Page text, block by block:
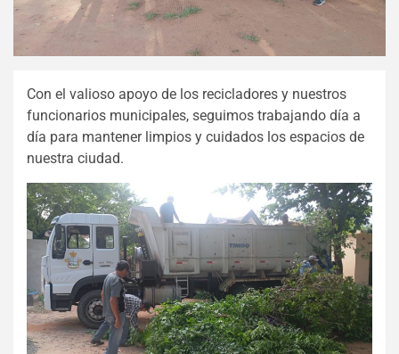
Con el valioso apoyo de los recicladores y nuestros
funcionarios municipales, seguimos trabajando día a
día para mantener limpios y cuidados los espacios de
nuestra ciudad.